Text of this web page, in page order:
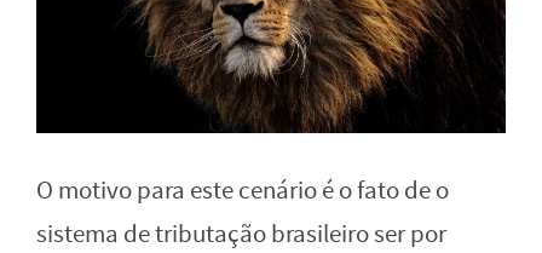
O motivo para este cenário é o fato de o
sistema de tributação brasileiro ser por